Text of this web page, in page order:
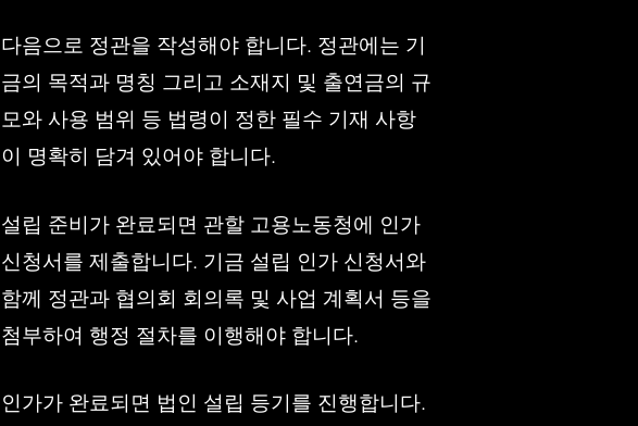
다음으로 정관을 작성해야 합니다. 정관에는 기
금의 목적과 명칭 그리고 소재지 및 출연금의 규
모와 사용 범위 등 법령이 정한 필수 기재 사항
이 명확히 담겨 있어야 합니다.
설립 준비가 완료되면 관할 고용노동청에 인가
신청서를 제출합니다. 기금 설립 인가 신청서와
함께 정관과 협의회 회의록 및 사업 계획서 등을
첨부하여 행정 절차를 이행해야 합니다.
인가가 완료되면 법인 설립 등기를 진행합니다.